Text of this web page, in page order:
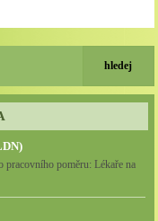
pracovního poměru: Lékaře na
vás osobně
citlivá